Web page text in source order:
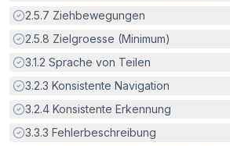
Erfüllt:
2.5.7 Ziehbewegungen
Erfüllt:
2.5.8 Zielgroesse (Minimum)
Erfüllt:
3.1.2 Sprache von Teilen
Erfüllt:
3.2.3 Konsistente Navigation
Erfüllt:
3.2.4 Konsistente Erkennung
Erfüllt:
3.3.3 Fehlerbeschreibung